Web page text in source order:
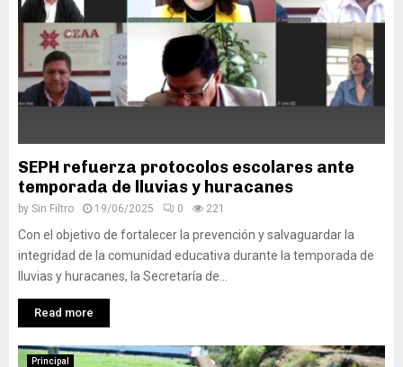
SEPH refuerza protocolos escolares ante
temporada de lluvias y huracanes
by Sin Filtro 19/06/2025 0 221
Con el objetivo de fortalecer la prevención y salvaguardar la
integridad de la comunidad educativa durante la temporada de
lluvias y huracanes, la Secretaría de...
Read more
Principal